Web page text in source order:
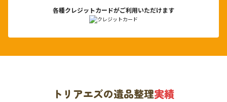
各種クレジットカードがご利用いただけます
トリアエズの遺品整理実績